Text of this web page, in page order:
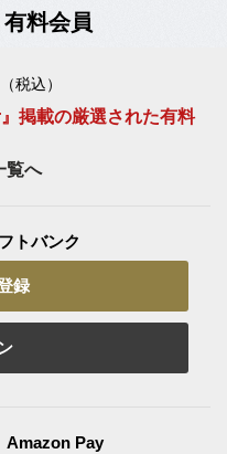
料会員
（税込）
掲載の厳選された有料
覧へ
トバンク
録
Amazon Pay